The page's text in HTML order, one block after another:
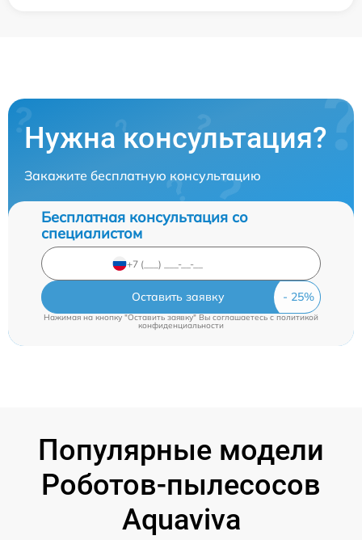
Нужна консультация?
Закажите бесплатную консультацию
Бесплатная консультация со
специалистом
Оставить заявку
Нажимая на кнопку "Оставить заявку" Вы соглашаетесь c политикой
конфиденциальности
Популярные модели
Роботов-пылесосов
Aquaviva